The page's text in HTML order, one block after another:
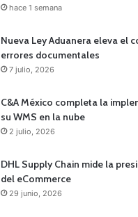
hace 1 semana
Nueva Ley Aduanera eleva el
errores documentales
7 julio, 2026
C&A México completa la
su WMS en la nube
2 julio, 2026
DHL Supply Chain mide la
del eCommerce
29 junio, 2026